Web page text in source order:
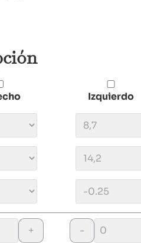
Izquierdo
+ -